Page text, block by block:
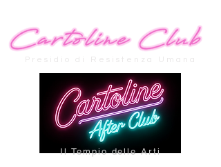
Presidio di Resistenza Umana
Il Tempio delle Arti